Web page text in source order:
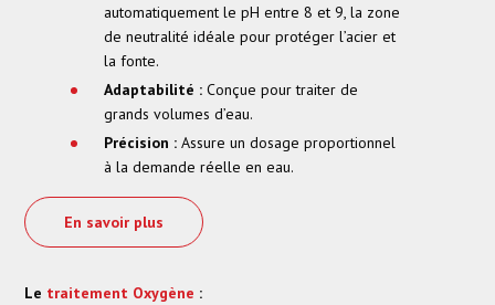
automatiquement le pH entre 8 et 9, la zone
de neutralité idéale pour protéger l’acier et
la fonte.
Adaptabilité : Conçue pour traiter de
grands volumes d’eau.
Précision : Assure un dosage proportionnel
à la demande réelle en eau.
En savoir plus
Le traitement Oxygène :